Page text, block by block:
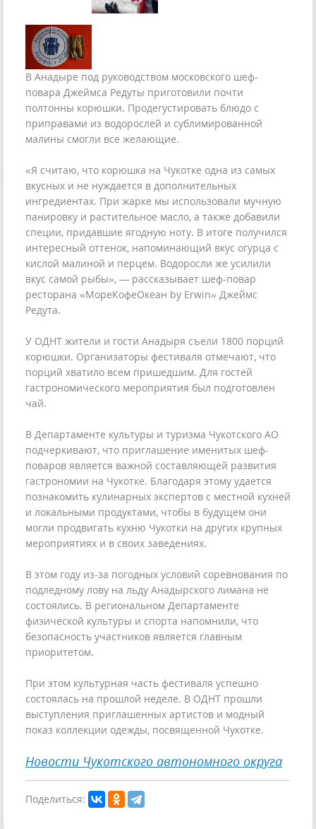
В Анадыре под руководством московского шеф-
повара Джеймса Редуты приготовили почти
полтонны корюшки. Продегустировать блюдо с
приправами из водорослей и сублимированной
малины смогли все желающие.
«Я считаю, что корюшка на Чукотке одна из самых
вкусных и не нуждается в дополнительных
ингредиентах. При жарке мы использовали мучную
панировку и растительное масло, а также добавили
специи, придавшие ягодную ноту. В итоге получился
интересный оттенок, напоминающий вкус огурца с
кислой малиной и перцем. Водоросли же усилили
вкус самой рыбы», — рассказывает шеф-повар
ресторана «МореКофеОкеан by Erwin» Джеймс
Редута.
У ОДНТ жители и гости Анадыря съели 1800 порций
корюшки. Организаторы фестиваля отмечают, что
порций хватило всем пришедшим. Для гостей
гастрономического мероприятия был подготовлен
чай.
В Департаменте культуры и туризма Чукотского АО
подчеркивают, что приглашение именитых шеф-
поваров является важной составляющей развития
гастрономии на Чукотке. Благодаря этому удается
познакомить кулинарных экспертов с местной кухней
и локальными продуктами, чтобы в будущем они
могли продвигать кухню Чукотки на других крупных
мероприятиях и в своих заведениях.
В этом году из-за погодных условий соревнования по
подледному лову на льду Анадырского лимана не
состоялись. В региональном Департаменте
физической культуры и спорта напомнили, что
безопасность участников является главным
приоритетом.
При этом культурная часть фестиваля успешно
состоялась на прошлой неделе. В ОДНТ прошли
выступления приглашенных артистов и модный
показ коллекции одежды, посвященной Чукотке.
Новости Чукотского автономного округа
Поделиться: